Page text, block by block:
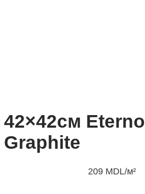
42×42см Eterno
Graphite
209 MDL/м²